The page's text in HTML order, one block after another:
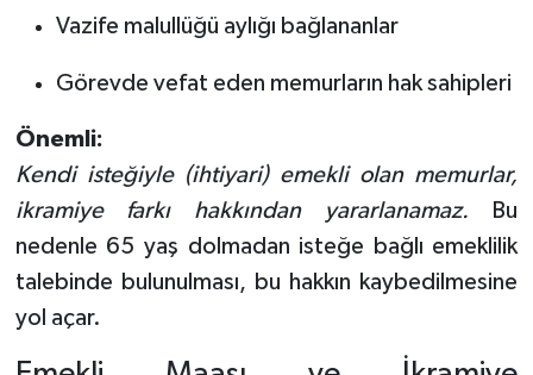
Vazife malullüğü aylığı bağlananlar
Görevde vefat eden memurların hak sahipleri
Önemli:
Kendi isteğiyle (ihtiyari) emekli olan memurlar,
ikramiye farkı hakkından yararlanamaz. Bu
nedenle 65 yaş dolmadan isteğe bağlı emeklilik
talebinde bulunulması, bu hakkın kaybedilmesine
yol açar.